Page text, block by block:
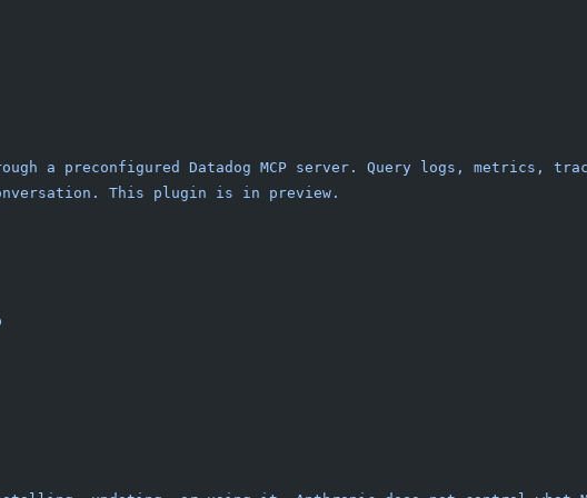
a preconfigured Datadog MCP server. Query logs, metrics,
This plugin is in preview.